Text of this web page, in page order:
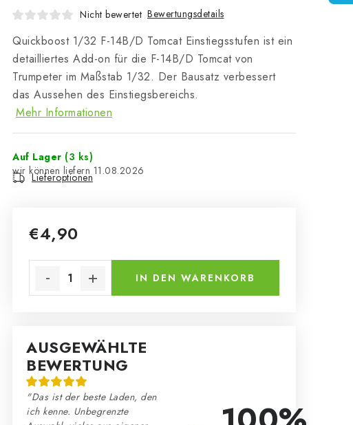
Nicht bewertet Bewertungsdetails
Quickboost 1/32 F-14B/D Tomcat Einstiegsstufen ist ein
detailliertes Add-on für die F-14B/D Tomcat von
Trumpeter im Maßstab 1/32. Der Bausatz verbessert
das Aussehen des Einstiegsbereichs.
Mehr Informationen
Auf Lager (3 ks)
11.08.2026
Lieferoptionen
€4,90
IN DEN WARENKORB
AUSGEWÄHLTE
BEWERTUNG
"Das ist der beste Laden, den
ich kenne. Unbegrenzte